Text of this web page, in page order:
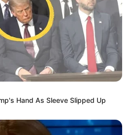
Hand As Sleeve Slipped Up